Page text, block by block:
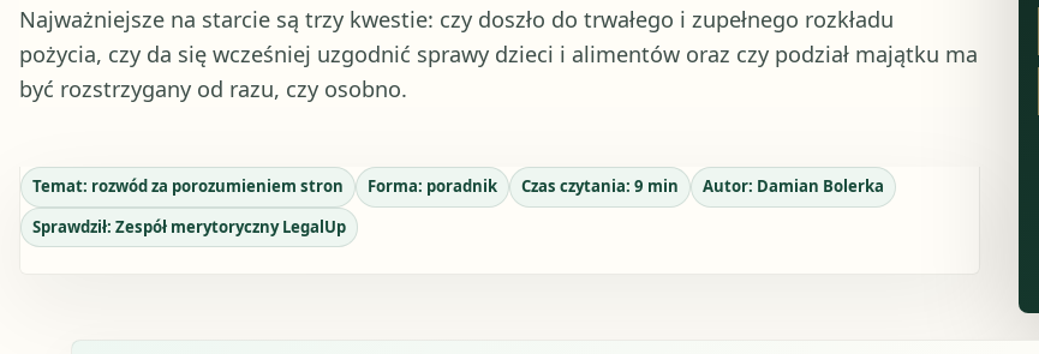
Najważniejsze na starcie są trzy kwestie: czy doszło do trwałego i zupełnego rozkładu
pożycia, czy da się wcześniej uzgodnić sprawy dzieci i alimentów oraz czy podział majątku ma
być rozstrzygany od razu, czy osobno.
Temat: rozwód za porozumieniem stron Forma: poradnik Czas czytania: 9 min Autor: Damian Bolerka
Sprawdził: Zespół merytoryczny LegalUp